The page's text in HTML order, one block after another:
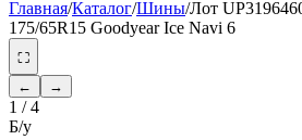
Главная/Каталог/Шины/Лот
175/65R15 Goodyear Ice Navi 6
⛶
←
→
1 /4
Б/у